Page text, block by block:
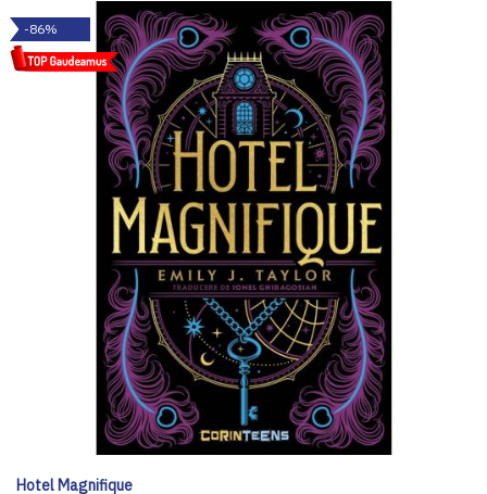
-86%
Hotel Magnifique